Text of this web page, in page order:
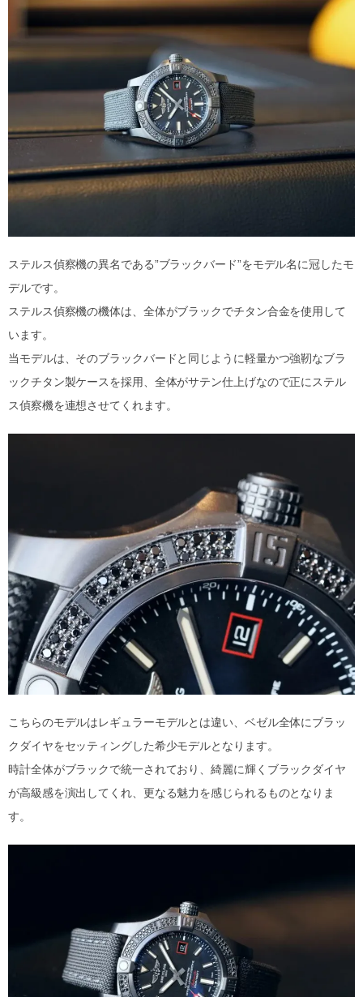
ステルス偵察機の異名である”ブラックバード”をモデル名に冠したモ
デルです。
ステルス偵察機の機体は、全体がブラックでチタン合金を使用して
います。
当モデルは、そのブラックバードと同じように軽量かつ強靭なブラ
ックチタン製ケースを採用、全体がサテン仕上げなので正にステル
ス偵察機を連想させてくれます。
こちらのモデルはレギュラーモデルとは違い、ベゼル全体にブラッ
クダイヤをセッティングした希少モデルとなります。
時計全体がブラックで統一されており、綺麗に輝くブラックダイヤ
が高級感を演出してくれ、更なる魅力を感じられるものとなりま
す。